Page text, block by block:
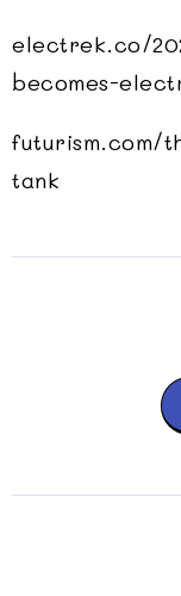
electrek.co/
becomes-
futurism.com/
tank